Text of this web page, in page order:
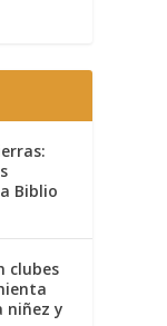
Biblio
clubes
niñez y